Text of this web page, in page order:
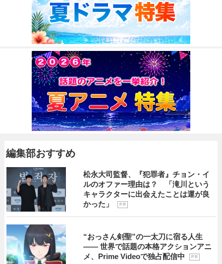
編集部おすすめ
松永大司監督、『犯罪者』チョン・イ
ルのオファー理由は？ 「滝川という
キャラクターに出会えたことは運が良
かった」
P R
“おっさん剣聖”の一太刀に宿る人生
―― 世界で話題の本格アクションアニ
メ、Prime Videoで独占配信中
P R